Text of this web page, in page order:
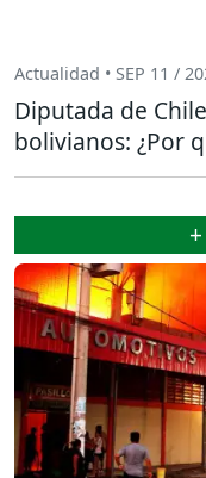
Actualidad • SEP 11 /
Diputada de
bolivianos: ¿Por